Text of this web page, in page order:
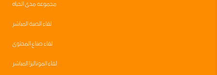
مجموعه مدى الحياه
لقاء الصبة المباشر
لقاء صناع المحتوى
لقاء الموناليزا المباشر